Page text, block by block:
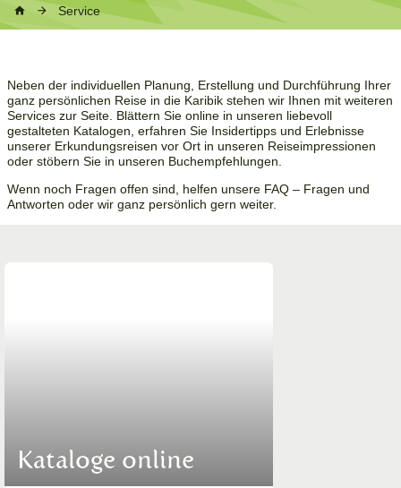
Service
Neben der individuellen Planung, Erstellung und Durchführung Ihrer
ganz persönlichen Reise in die Karibik stehen wir Ihnen mit weiteren
Services zur Seite. Blättern Sie online in unseren liebevoll
gestalteten Katalogen, erfahren Sie Insidertipps und Erlebnisse
unserer Erkundungsreisen vor Ort in unseren Reiseimpressionen
oder stöbern Sie in unseren Buchempfehlungen.
Wenn noch Fragen offen sind, helfen unsere FAQ – Fragen und
Antworten oder wir ganz persönlich gern weiter.
Kataloge online